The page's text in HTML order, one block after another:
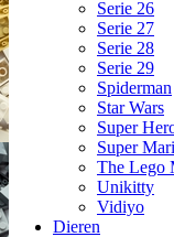
Serie 26
Serie 27
Serie 28
Serie 29
Spiderman
Star Wars
Super
Super
The Lego
Unikitty
Vidiyo
Dieren